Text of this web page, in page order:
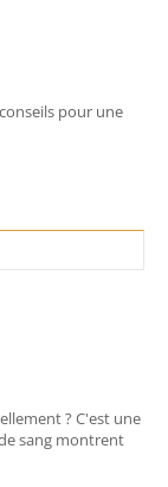
pour une
? C'est une
sang montrent